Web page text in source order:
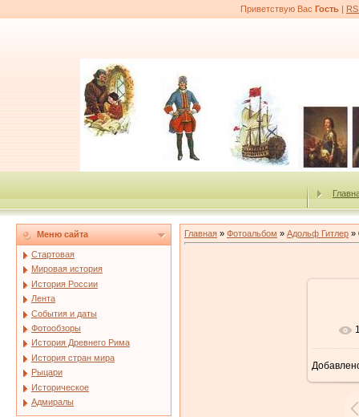
Приветствую Вас Гость |
Меню сайта
Стартовая
Мировая история
История России
Лента
События и даты
Фотообзоры
История Древнего Рима
История стран мира
Рыцари
Историческое
Адмиралы
Главная » Фотоальбом » Адольф Гитлер »